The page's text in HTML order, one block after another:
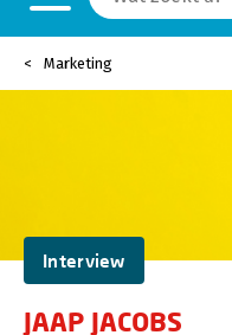
Marketing
Interview
JAAP JACOBS